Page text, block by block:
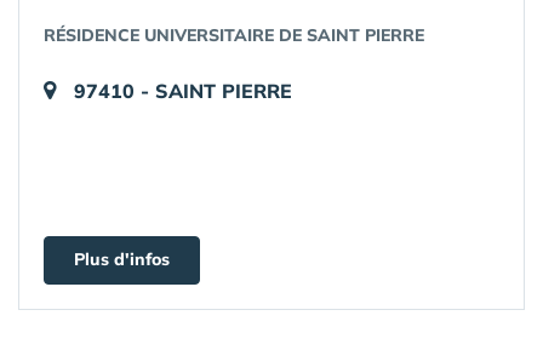
RÉSIDENCE UNIVERSITAIRE DE SAINT PIERRE
97410 - SAINT PIERRE
Plus d'infos